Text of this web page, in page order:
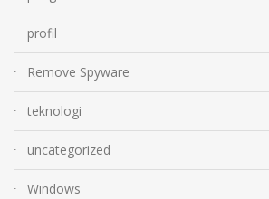
profil
Remove Spyware
teknologi
uncategorized
Windows